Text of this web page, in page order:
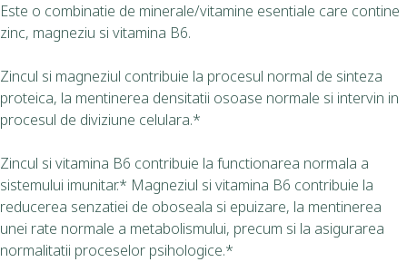
Este o combinatie de minerale/vitamine esentiale care contine
zinc, magneziu si vitamina B6.
Zincul si magneziul contribuie la procesul normal de sinteza
proteica, la mentinerea densitatii osoase normale si intervin in
procesul de diviziune celulara.*
Zincul si vitamina B6 contribuie la functionarea normala a
sistemului imunitar.* Magneziul si vitamina B6 contribuie la
reducerea senzatiei de oboseala si epuizare, la mentinerea
unei rate normale a metabolismului, precum si la asigurarea
normalitatii proceselor psihologice.*